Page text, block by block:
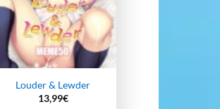
Louder & Lewder
13,99€